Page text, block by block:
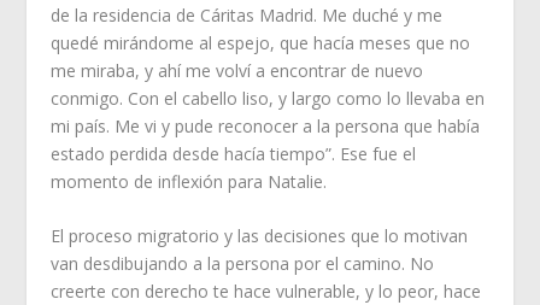
de la residencia de Cáritas Madrid. Me duché y me
quedé mirándome al espejo, que hacía meses que no
me miraba, y ahí me volví a encontrar de nuevo
conmigo. Con el cabello liso, y largo como lo llevaba en
mi país. Me vi y pude reconocer a la persona que había
estado perdida desde hacía tiempo”. Ese fue el
momento de inflexión para Natalie.
El proceso migratorio y las decisiones que lo motivan
van desdibujando a la persona por el camino. No
creerte con derecho te hace vulnerable, y lo peor, hace